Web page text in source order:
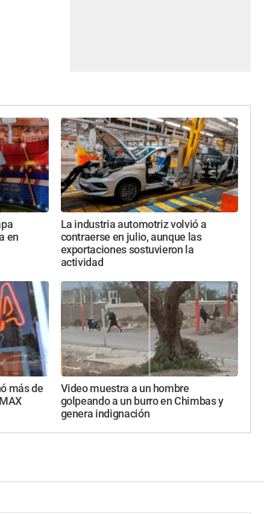
en
La industria automotriz volvió a
contraerse en julio, aunque las
exportaciones sostuvieron la
actividad
más de
Video muestra a un hombre
golpeando a un burro en Chimbas y
genera indignación